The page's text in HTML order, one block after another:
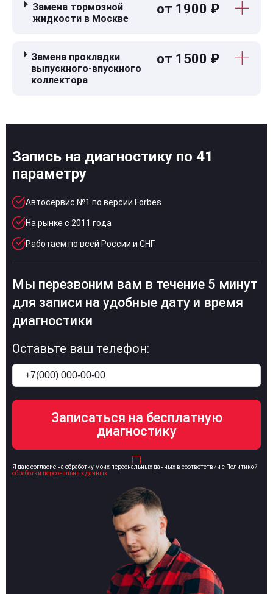
Замена тормозной
жидкости в Москве
от 1900 ₽
Замена прокладки
выпускного-впускного
коллектора
от 1500 ₽
Запись на диагностику по 41
параметру
Автосервис №1 по версии Forbes
На рынке с 2011 года
Работаем по всей России и СНГ
Мы перезвоним вам в течение 5 минут
для записи на удобные дату и время
диагностики
Оставьте ваш телефон:
Я даю согласие на обработку моих персональных данных в соответствии с Политикой
обработки персональных данных